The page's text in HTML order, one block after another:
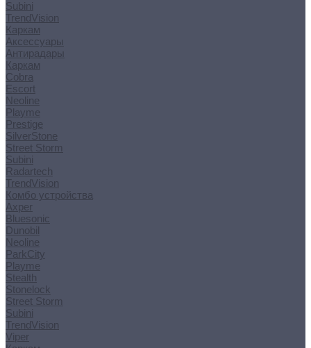
Subini
TrendVision
Каркам
Аксессуары
Антирадары
Каркам
Cobra
Escort
Neoline
Playme
Prestige
SilverStone
Street Storm
Subini
Radartech
TrendVision
Комбо устройства
Axper
Bluesonic
Dunobil
Neoline
ParkCity
Playme
Stealth
Stonelock
Street Storm
Subini
TrendVision
Viper